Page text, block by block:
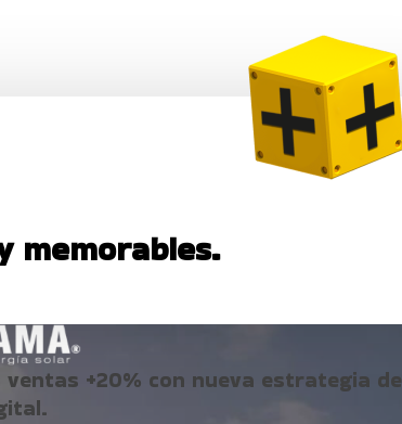
memorables.
+20% con nueva estrategia de